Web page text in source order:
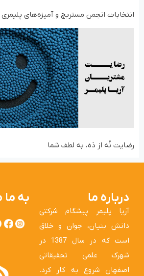
انتخابات انجمن مستربچ و آمیزه‌های پلیمری – امروز 12
رضایت نُه از دَه، به لطف شما
درباره ما
آریا پلیمر پیشگام شرکتی
دانش بنیان، جوان و خلاق
است که در سال 1387 در
شهرک علمی تحقیقاتی
اصفهان شروع به کار کرد.
به